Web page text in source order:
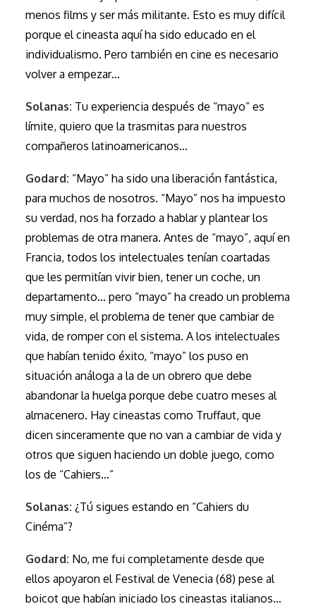
menos films y ser más militante. Esto es muy difícil
porque el cineasta aquí ha sido educado en el
individualismo. Pero también en cine es necesario
volver a empezar…
Solanas: Tu experiencia después de “mayo” es
límite, quiero que la trasmitas para nuestros
compañeros latinoamericanos…
Godard: “Mayo” ha sido una liberación fantástica,
para muchos de nosotros. “Mayo” nos ha impuesto
su verdad, nos ha forzado a hablar y plantear los
problemas de otra manera. Antes de “mayo”, aquí en
Francia, todos los intelectuales tenían coartadas
que les permitían vivir bien, tener un coche, un
departamento… pero “mayo” ha creado un problema
muy simple, el problema de tener que cambiar de
vida, de romper con el sistema. A los intelectuales
que habían tenido éxito, “mayo” los puso en
situación análoga a la de un obrero que debe
abandonar la huelga porque debe cuatro meses al
almacenero. Hay cineastas como Truffaut, que
dicen sinceramente que no van a cambiar de vida y
otros que siguen haciendo un doble juego, como
los de “Cahiers…”
Solanas: ¿Tú sigues estando en “Cahiers du
Cinéma”?
Godard: No, me fui completamente desde que
ellos apoyaron el Festival de Venecia (68) pese al
boicot que habían iniciado los cineastas italianos…